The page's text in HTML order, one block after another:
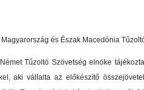
és Észak Macedónia
Tűzoltó Szövetség elnöke
aki vállalta az előkészítő